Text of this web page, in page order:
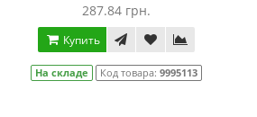
287.84 грн.
Купить
На складе Код товара:9995113